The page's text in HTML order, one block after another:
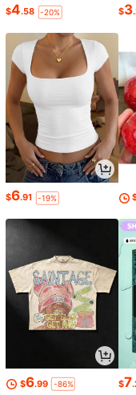
$4.58 -20% $3
$6.91 -19%
$6.99 -86% $7